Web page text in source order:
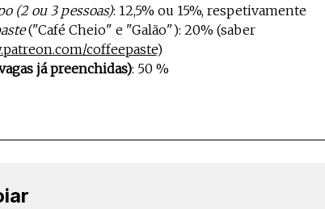
(2 ou 3 pessoas): 12,5% ou 15%, respetivamente
("Café Cheio" e "Galão"): 20% (saber
coffeepaste)
já preenchidas): 50 %